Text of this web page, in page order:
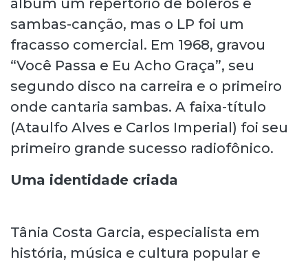
sambas-canção, mas o LP foi um
fracasso comercial. Em 1968, gravou
“Você Passa e Eu Acho Graça”, seu
segundo disco na carreira e o primeiro
onde cantaria sambas. A faixa-título
(Ataulfo Alves e Carlos Imperial) foi seu
primeiro grande sucesso radiofônico.
Uma identidade criada
Tânia Costa Garcia, especialista em
história, música e cultura popular e